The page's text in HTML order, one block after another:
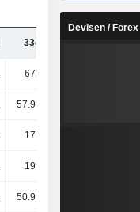
334 Mrd. 325 Mrd.
672 Mrd.
57.94 Mrd.
170 Mrd.
198 Mrd.
50.98 Mrd.
Devisen / Forex